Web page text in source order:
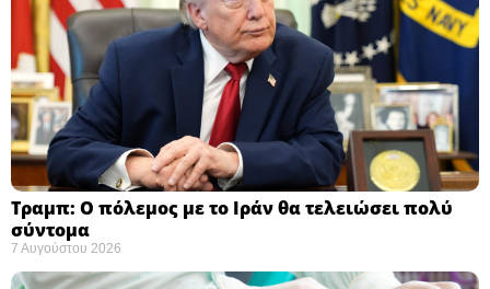
Τραμπ: Ο πόλεμος με το Ιράν θα τελειώσει πολύ
σύντομα ​
7 Αυγούστου 2026